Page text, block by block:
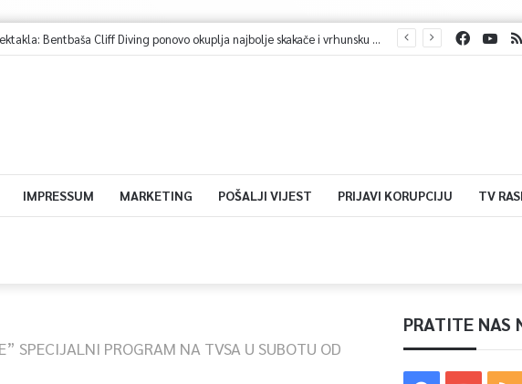
IMPRESSUM MARKETING POŠALJI VIJEST PRIJAVI KORUPCIJU TV
SPECIJALNI PROGRAM NA TVSA U SUBOTU OD
PRATITE NAS